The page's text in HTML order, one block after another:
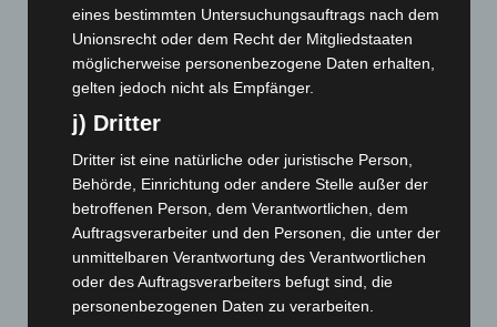
Februar 2025(96)
Januar 2025(88)
Dezember 2024(89)
November 2024(94)
Oktober 2024 (93)
September 2024(112)
August 2024(107)
Juli 2024(89)
Juni 2024 (107)
eines bestimmten Untersuchungsauftrags nach dem
Unionsrecht oder dem Recht der Mitgliedstaaten
möglicherweise personenbezogene Daten erhalten,
gelten jedoch nicht als Empfänger.
j) Dritter
Dritter ist eine natürliche oder juristische Person,
Behörde, Einrichtung oder andere Stelle außer der
betroffenen Person, dem Verantwortlichen, dem
Auftragsverarbeiter und den Personen, die unter der
unmittelbaren Verantwortung des Verantwortlichen
oder des Auftragsverarbeiters befugt sind, die
personenbezogenen Daten zu verarbeiten.